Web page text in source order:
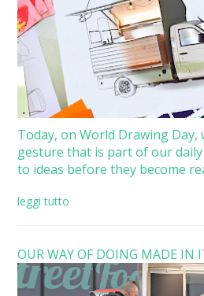
Today, on World Drawing Day,
gesture that is part of our
to ideas before they become
leggi tutto
OUR WAY OF DOING MADE IN